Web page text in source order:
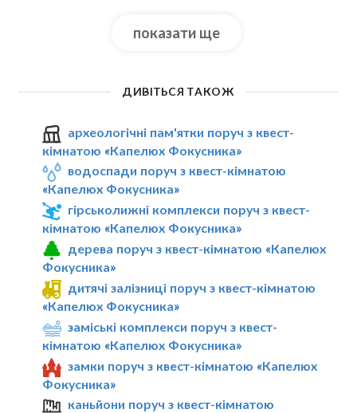
показати ще
ДИВІТЬСЯ ТАКОЖ
археологічні пам'ятки поруч з квест-
кімнатою «Капелюх Фокусника»
водоспади поруч з квест-кімнатою
«Капелюх Фокусника»
гірськолижні комплекси поруч з квест-
кімнатою «Капелюх Фокусника»
дерева поруч з квест-кімнатою «Капелюх
Фокусника»
дитячі залізниці поруч з квест-кімнатою
«Капелюх Фокусника»
заміські комплекси поруч з квест-
кімнатою «Капелюх Фокусника»
замки поруч з квест-кімнатою «Капелюх
Фокусника»
каньйони поруч з квест-кімнатою